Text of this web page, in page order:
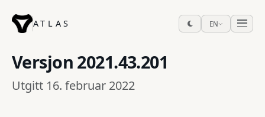
ATLAS EN
Versjon 2021.43.201
Utgitt 16. februar 2022